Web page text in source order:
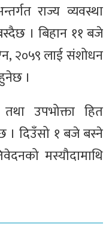
राज्य व्यवस्था
। बिहान ११ बजे
२०५९ लाई संशोधन
।
उपभोक्ता हित
दिउँसो १ बजे बस्ने
मस्यौदामाथि